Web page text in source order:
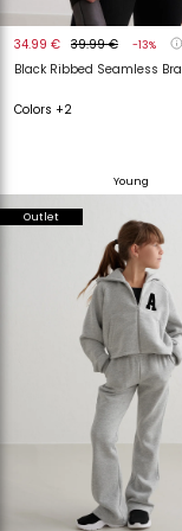
Black Ribbed Seamless
34.99 € 39.99 € -13%
Colors +2
Young
Outlet